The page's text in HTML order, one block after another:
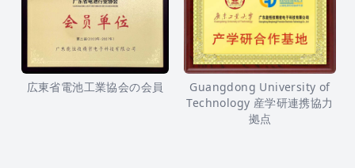
広東省電池工業協会の会員
Guangdong University of
Technology 産学研連携協力
拠点